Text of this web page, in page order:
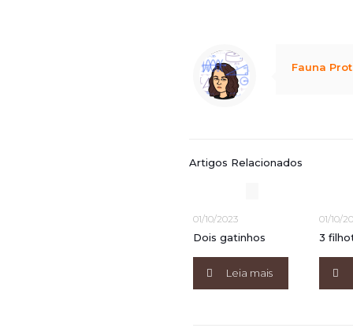
Notice
/home/marcusbarboza/public_html/wp-content/themes/betheme/includes/content-single.php
on line
286
Fauna
Artigos Relacionados
01/10/2023
Dois gatinhos
Leia mais
01/10/
3